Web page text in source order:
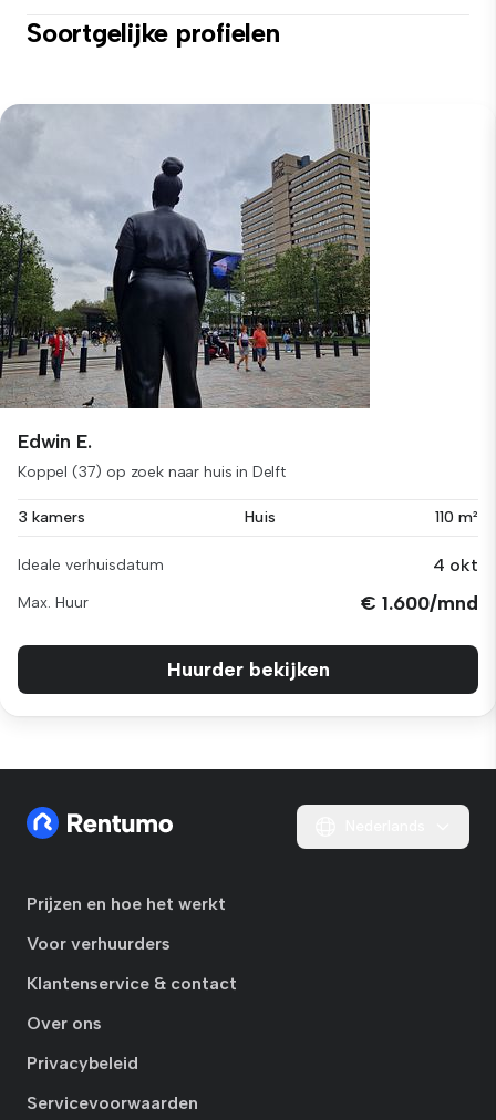
Soortgelijke profielen
Edwin E.
Koppel (37) op zoek naar huis in Delft
3 kamers Huis 110 m²
Ideale verhuisdatum 4 okt
Max. Huur € 1.600/mnd
Huurder bekijken
Prijzen en hoe het werkt
Voor verhuurders
Klantenservice & contact
Over ons
Privacybeleid
Servicevoorwaarden